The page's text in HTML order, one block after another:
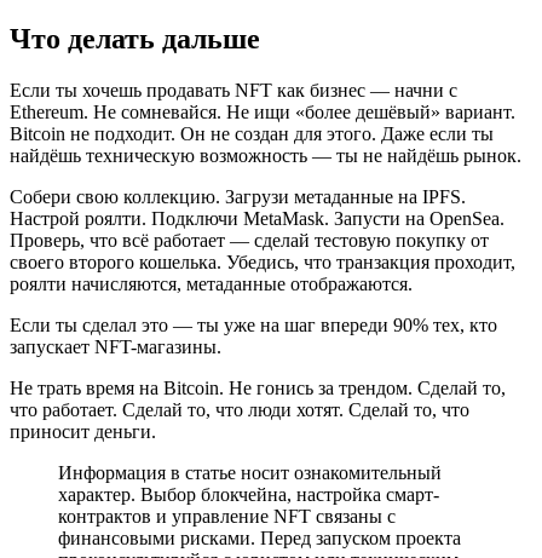
Что делать дальше
Если ты хочешь продавать NFT как бизнес — начни с
Ethereum. Не сомневайся. Не ищи «более дешёвый» вариант.
Bitcoin не подходит. Он не создан для этого. Даже если ты
найдёшь техническую возможность — ты не найдёшь рынок.
Собери свою коллекцию. Загрузи метаданные на IPFS.
Настрой роялти. Подключи MetaMask. Запусти на OpenSea.
Проверь, что всё работает — сделай тестовую покупку от
своего второго кошелька. Убедись, что транзакция проходит,
роялти начисляются, метаданные отображаются.
Если ты сделал это — ты уже на шаг впереди 90% тех, кто
запускает NFT-магазины.
Не трать время на Bitcoin. Не гонись за трендом. Сделай то,
что работает. Сделай то, что люди хотят. Сделай то, что
приносит деньги.
Информация в статье носит ознакомительный
характер. Выбор блокчейна, настройка смарт-
контрактов и управление NFT связаны с
финансовыми рисками. Перед запуском проекта